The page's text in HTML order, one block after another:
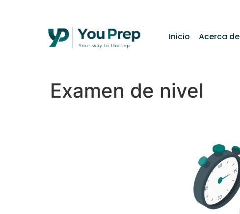
Inicio Acerca de
Examen de nivel